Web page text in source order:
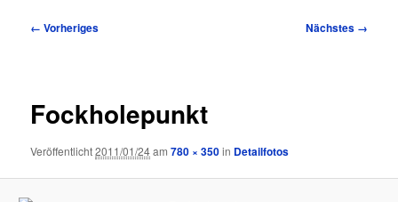
Bilder-
← Vorheriges Nächstes →
Fockholepunkt
Veröffentlicht2011/01/24am780 × 350in Detailfotos